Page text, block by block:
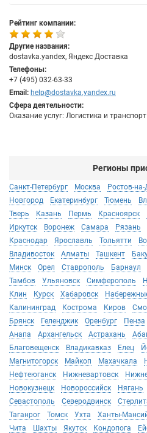
Рейтинг компании:
Другие названия:
dostavka.yandex, Яндекс Доставка
Телефоны:
+7 (495) 032-63-33
Email: help@dostavka.yandex.ru
Сфера деятельности:
Оказание услуг: Логистика и транспорт
Регионы
Санкт-Петербург Москва Ростов-
Новгород
Екатеринбург Тюмень
Тверь
Казань Пермь Красноярск
Иркутск
Воронеж Самара Рязань
Краснодар
Ярославль Тольятти
Владивосток
Алматы Ташкент
Минск
Орел Ставрополь Барнаул
Тамбов
Ульяновск Симферополь
Клин
Курск Хабаровск
Калининград
Кострома Киров
Брянск
Геленджик Оренбург Пенза
Анапа
Архангельск Астрахань
Благовещенск
Владикавказ Елец
Магнитогорск
Майкоп Махачкала
Нефтеюганск
Нижневартовск
Новокузнецк
Новороссийск Нягань
Севастополь
Северодвинск
Таганрог
Томск Ухта Ханты-
Чита
Шахты Якутск Кондопога